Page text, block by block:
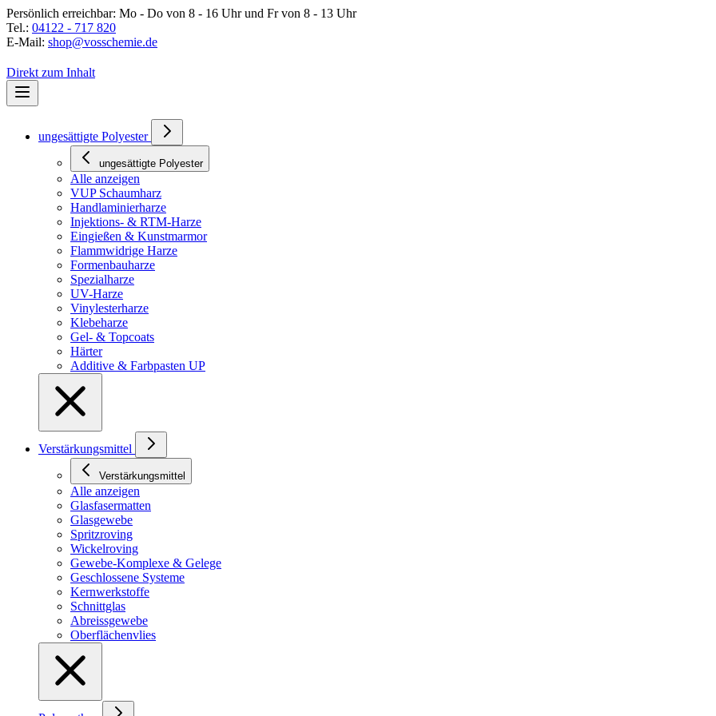
Persönlich erreichbar: Mo - Do von 8 - 16 Uhr und Fr von 8 - 13 Uhr
Tel.: 04122 - 717 820
E-Mail: shop@vosschemie.de
Direkt zum Inhalt
ungesättigte Polyester
ungesättigte Polyester
Alle anzeigen
VUP Schaumharz
Handlaminierharze
Injektions- & RTM-Harze
Eingießen & Kunstmarmor
Flammwidrige Harze
Formenbauharze
Spezialharze
UV-Harze
Vinylesterharze
Klebeharze
Gel- & Topcoats
Härter
Additive & Farbpasten UP
Verstärkungsmittel
Verstärkungsmittel
Alle anzeigen
Glasfasermatten
Glasgewebe
Spritzroving
Wickelroving
Gewebe-Komplexe & Gelege
Geschlossene Systeme
Kernwerkstoffe
Schnittglas
Abreissgewebe
Oberflächenvlies